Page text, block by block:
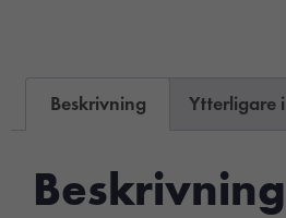
Beskrivning Ytterligare
Beskrivning